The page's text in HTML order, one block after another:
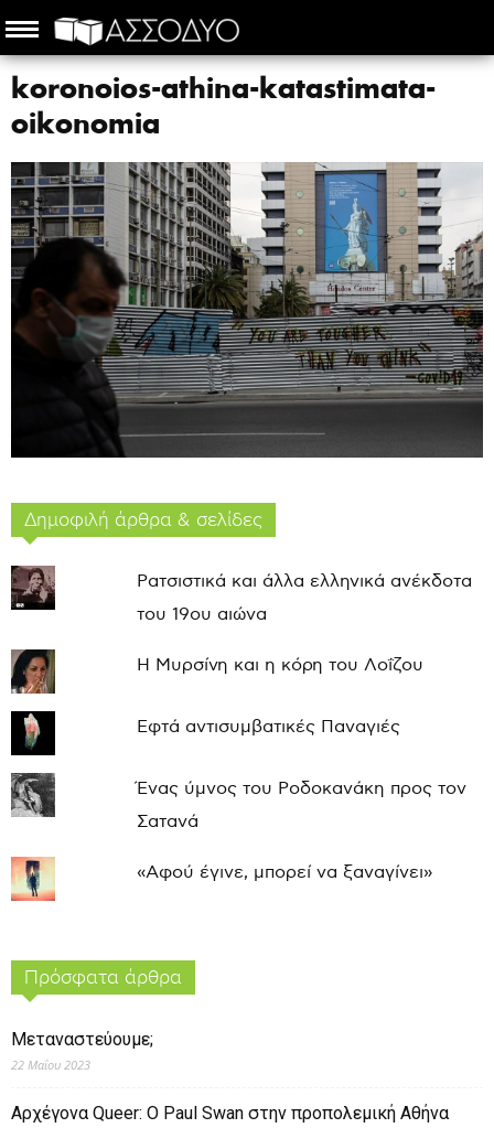
koronoios-athina-katastimata-
oikonomia
Δημοφιλή άρθρα & σελίδες
Ρατσιστικά και άλλα ελληνικά ανέκδοτα
του 19ου αιώνα
Η Μυρσίνη και η κόρη του Λοΐζου
Εφτά αντισυμβατικές Παναγιές
Ένας ύμνος του Ροδοκανάκη προς τον
Σατανά
«Αφού έγινε, μπορεί να ξαναγίνει»
Πρόσφατα άρθρα
Μεταναστεύουμε;
22 Μαΐου 2023
Αρχέγονα Queer: O Paul Swan στην προπολεμική Αθήνα